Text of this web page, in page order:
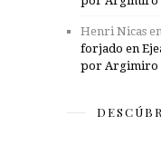
Henri Nicas
forjado en
por Argimiro